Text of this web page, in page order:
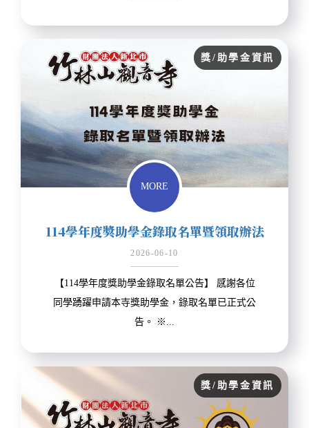
獎/助學金資訊
114學年度獎助學金錄取名單暨領取辦法
2026-06-10
【114學年度獎助學金錄取名單公告】 感謝各位
同學踴躍申請本寺獎助學金，錄取名單已正式公
告。 ※...
MORE
獎/助學金資訊